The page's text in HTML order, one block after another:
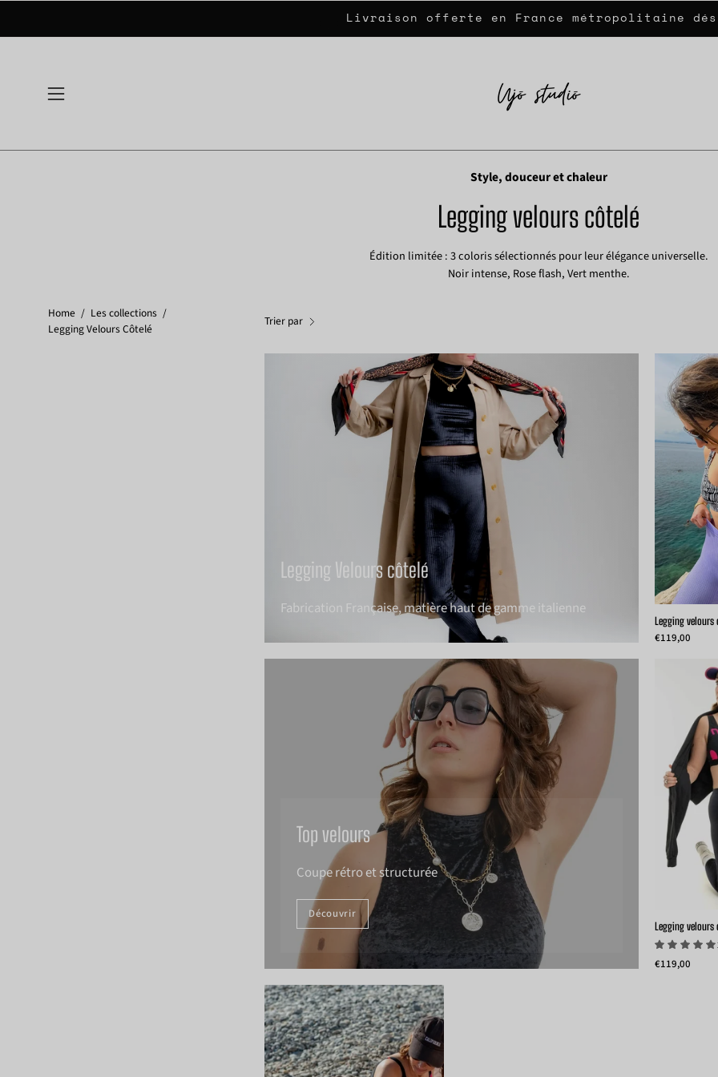
Livraison offerte en France métropolitaine dés
Ouvrir
Style, douceur et chaleur
Legging velours côtelé
Édition limitée : 3 coloris sélectionnés pour leur élégance universelle.
Noir intense, Rose flash, Vert menthe.
Home / Les collections /
Legging Velours Côtelé
Trier par
Legging Velours côtelé
Fabrication Française, matière haut de gamme italienne
Legging
€119,00
Top velours
Coupe rétro et structurée
Découvrir
Legging
€119,00
Model
wearing
ribbed
velvet